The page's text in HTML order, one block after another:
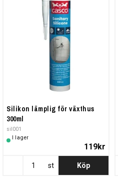
Silikon lämplig för växthus
300ml
sil001
I lager
119kr
st Köp